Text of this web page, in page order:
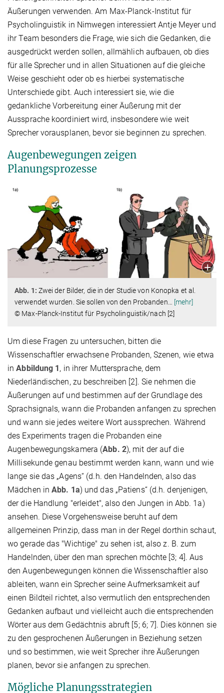
Äußerungen verwenden. Am Max-Planck-Institut für
Psycholinguistik in Nimwegen interessiert Antje Meyer und
ihr Team besonders die Frage, wie sich die Gedanken, die
ausgedrückt werden sollen, allmählich aufbauen, ob dies
für alle Sprecher und in allen Situationen auf die gleiche
Weise geschieht oder ob es hierbei systematische
Unterschiede gibt. Auch interessiert sie, wie die
gedankliche Vorbereitung einer Äußerung mit der
Aussprache koordiniert wird, insbesondere wie weit
Sprecher vorausplanen, bevor sie beginnen zu sprechen.
Augenbewegungen zeigen
Planungsprozesse
Abb. 1: Zwei der Bilder, die in der Studie von Konopka et al.
verwendet wurden. Sie sollen von den Probanden
[mehr]
© Max-Planck-Institut für Psycholinguistik/nach [2]
Um diese Fragen zu untersuchen, bitten die
Wissenschaftler erwachsene Probanden, Szenen, wie etwa
inAbbildung 1, in ihrer Muttersprache, dem
Niederländischen, zu beschreiben [2]. Sie nehmen die
Äußerungen auf und bestimmen auf der Grundlage des
Sprachsignals, wann die Probanden anfangen zu sprechen
und wann sie jedes weitere Wort aussprechen. Während
des Experiments tragen die Probanden eine
Augenbewegungskamera (Abb. 2), mit der auf die
Millisekunde genau bestimmt werden kann, wann und wie
lange sie das „Agens“ (d.h. den Handelnden, also das
Mädchen inAbb. 1a) und das „Patiens“ (d.h. denjenigen,
der die Handlung "erleidet", also den Jungen in Abb. 1a)
ansehen. Diese Vorgehensweise beruht auf dem
allgemeinen Prinzip, dass man in der Regel dorthin schaut,
wo gerade das "Wichtige" zu sehen ist, also z. B. zum
Handelnden, über den man sprechen möchte [3; 4]. Aus
den Augenbewegungen können die Wissenschaftler also
ableiten, wann ein Sprecher seine Aufmerksamkeit auf
einen Bildteil richtet, also vermutlich den entsprechenden
Gedanken aufbaut und vielleicht auch die entsprechenden
Wörter aus dem Gedächtnis abruft [5; 6; 7]. Dies können sie
zu den gesprochenen Äußerungen in Beziehung setzen
und so bestimmen, wie weit Sprecher ihre Äußerungen
planen, bevor sie anfangen zu sprechen.
Mögliche Planungsstrategien